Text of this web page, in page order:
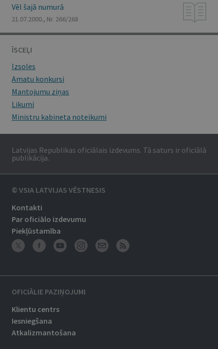
Vēl šajā numurā
21.07.2000., Nr. 266/268
ĪSCEĻI
Izsoles
Amatu konkursi
Mantojumu ziņas
Likumi
Ministru kabineta noteikumi
Latvijas Republikas oficiālais izdevums. Tā saturs ir oficiālā
publikācija.
© VSIA LATVIJAS VĒSTNESIS
Kontakti
Par oficiālo izdevumu
Piekļūstamība
OFICIĀLIE PAZIŅOJUMI
Klientu centrs
Iesniegšana
Atkalizmantošana